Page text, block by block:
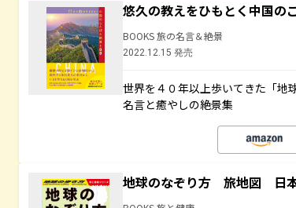
悠久の教えをひもとく中国の
BOOKS 旅の名言＆絶景
2022.12.15 発売
世界を４０年以上歩いてきた「地
名言と癒やしの絶景集
地球のなぞり方 旅地図 日